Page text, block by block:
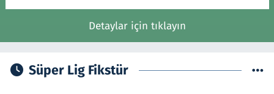
Detaylar için tıklayın
Süper Lig Fikstür